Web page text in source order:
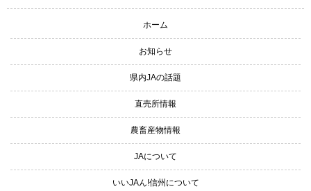
サイトナビゲーション
ホーム
お知らせ
県内JAの話題
直売所情報
農畜産物情報
JAについて
いいJAん!信州について